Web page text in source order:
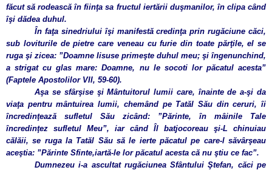
făcut să rodească în fiinţa sa fructul iertării duşmanilor, în clipa când
îşi dădea duhul.
În faţa sinedriului îşi manifestă credinţa prin rugăciune căci,
sub loviturile de pietre care veneau cu furie din toate părţile, el se
ruga şi zicea: ”Doamne Iisuse primeşte duhul meu; şi îngenunchind,
a strigat cu glas mare: Doamne, nu le socoti lor păcatul acesta”
(Faptele Apostolilor VII, 59-60).
Aşa se sfârşise şi Mântuitorul lumii care, înainte de a-şi da
viaţa pentru mântuirea lumii, chemând pe Tatăl Său din ceruri, îi
încredinţează sufletul Său zicând: ”Părinte, în mâinile Tale
încredinţez sufletul Meu”, iar când Îl batjocoreau şi-L chinuiau
călăii, se ruga la Tatăl Său să le ierte păcatul pe care-l săvârşeau
aceştia: ”Părinte Sfinte,iartă-le lor păcatul acesta că nu ştiu ce fac”.
Dumnezeu i-a ascultat rugăciunea Sfântului Ştefan, căci pe